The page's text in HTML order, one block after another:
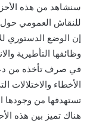
سنشاهد من هذه
للنقاش العمومي
إن الوضع الدستوري
وظائفها التأطيرية
في صرف تأخذه من
الأخطاء والاختلالات
تستهدفها من وجودها
هناك تميز بين هذه